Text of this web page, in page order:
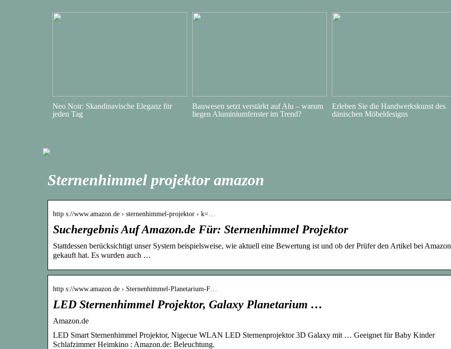
Neo Noir: Skandinavische Eleganz für
jeden Tag
Bauwesen setzt verstärkt auf Alu – warum
liegen Aluminiumfenster im Trend?
Erleben Sie die Handwerkskunst des
dänischen Möbeldesigns
Sternenhimmel projektor amazon
http s://www.amazon.de › sternenhimmel-projektor › k=…
Suchergebnis Auf Amazon.de Für: Sternenhimmel Projektor
Stattdessen berücksichtigt unser System beispielsweise, wie aktuell eine Bewertung ist und ob der Prüfer den Artikel bei Amazon
gekauft hat. Es wurden auch …
http s://www.amazon.de › Sternenhimmel-Planetarium-F…
LED Sternenhimmel Projektor, Galaxy Planetarium …
Amazon.de
LED Smart Sternenhimmel Projektor, Nigecue WLAN LED Sternenprojektor 3D Galaxy mit … Geeignet für Baby Kinder
Schlafzimmer Heimkino : Amazon.de: Beleuchtung.